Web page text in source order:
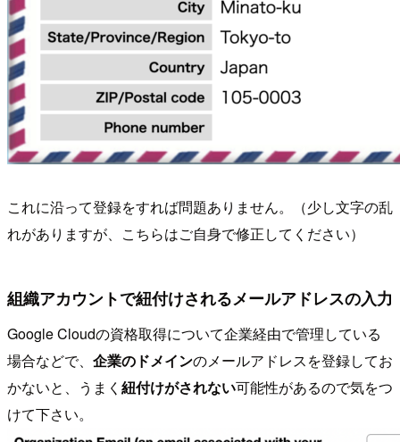
これに沿って登録をすれば問題ありません。（少し文字の乱
れがありますが、こちらはご自身で修正してください）
組織アカウントで紐付けされるメールアドレスの入力
Google Cloudの資格取得について企業経由で管理している
場合などで、 企業のドメインのメールアドレスを登録してお
かないと、うまく 紐付けがされない可能性があるので気をつ
けて下さい。